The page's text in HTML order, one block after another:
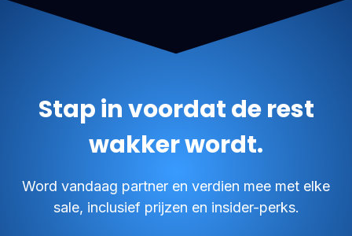
Stap in voordat de rest
wakker wordt.
Word vandaag partner en verdien mee met elke
sale, inclusief prijzen en insider-perks.